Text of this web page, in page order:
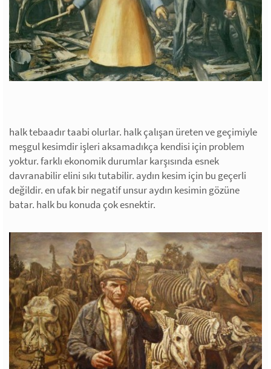
halk tebaadır taabi olurlar. halk çalışan üreten ve geçimiyle
meşgul kesimdir işleri aksamadıkça kendisi için problem
yoktur. farklı ekonomik durumlar karşısında esnek
davranabilir elini sıkı tutabilir. aydın kesim için bu geçerli
değildir. en ufak bir negatif unsur aydın kesimin gözüne
batar. halk bu konuda çok esnektir.